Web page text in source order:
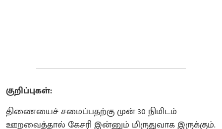
குறிப்புகள்:
திணையைச் சமைப்பதற்கு முன் 30 நிமிடம்
ஊறவைத்தால் கேசரி இன்னும் மிருதுவாக இருக்கும்.